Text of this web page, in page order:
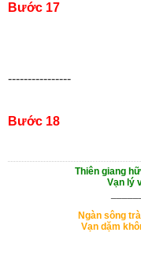
Bước 17
----------------
Bước 18
Thiên giang
Vạn lý
Ngàn sông
Vạn dặm